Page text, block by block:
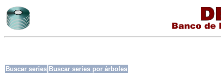
Buscar series Buscar series por árboles